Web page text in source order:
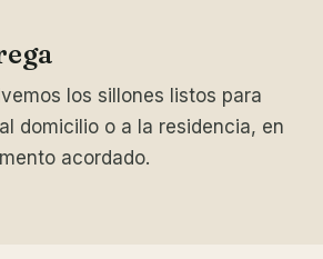
los sillones listos para
domicilio o a la residencia, en
acordado.